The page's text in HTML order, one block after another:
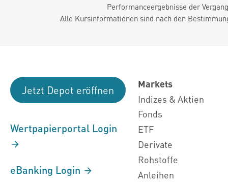
Performanceergebnisse der
Alle Kursinformationen sind nach den
Jetzt Depot eröffnen
Wertpapierportal Login
eBanking Login
Markets
Indizes & Aktien
Fonds
ETF
Derivate
Rohstoffe
Anleihen